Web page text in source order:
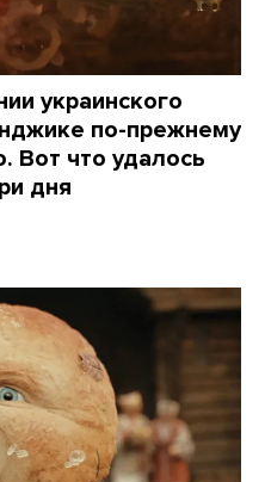
украинского
по-прежнему
Вот что удалось
дня